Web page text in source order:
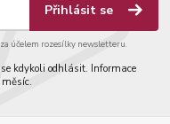
Přihlásit se
účelem rozesílky newsletteru.
kdykoli odhlásit. Informace